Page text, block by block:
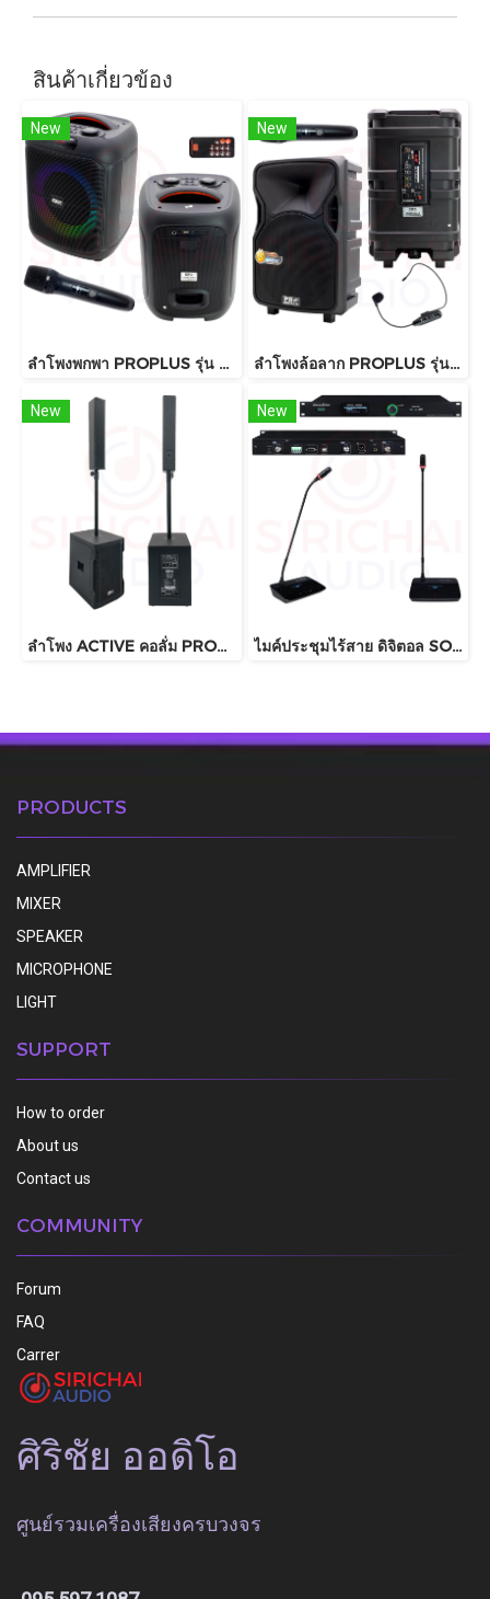
สินค้าเกี่ยวข้อง
New
ลำโพงพกพา PROPLUS รุ่น GA8 บลูทูธ
New
ลำโพงล้อลาก PROPLUS รุ่น GX12
New
ลำโพง ACTIVE คอลั่ม PROPLUS รุ่น UZ12
New
ไมค์ประชุมไร้สาย ดิจิตอล SOUNDVISION รุ่น DWS-2000M , DWS-2000C , DWS-2000D
PRODUCTS
AMPLIFIER
MIXER
SPEAKER
MICROPHONE
LIGHT
SUPPORT
How to order
About us
Contact us
COMMUNITY
Forum
FAQ
Carrer
ศิริชัย ออดิโอ
ศูนย์รวมเครื่องเสียงครบวงจร